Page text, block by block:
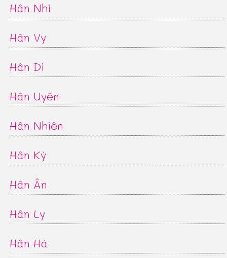
Hân Nhi
Hân Vy
Hân Di
Hân Uyên
Hân Nhiên
Hân Kỳ
Hân Ân
Hân Ly
Hân Hà